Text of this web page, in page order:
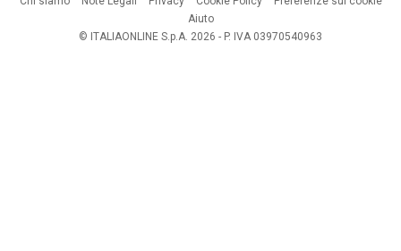
Aiuto
© ITALIAONLINE S.p.A. 2026 - P. IVA 03970540963